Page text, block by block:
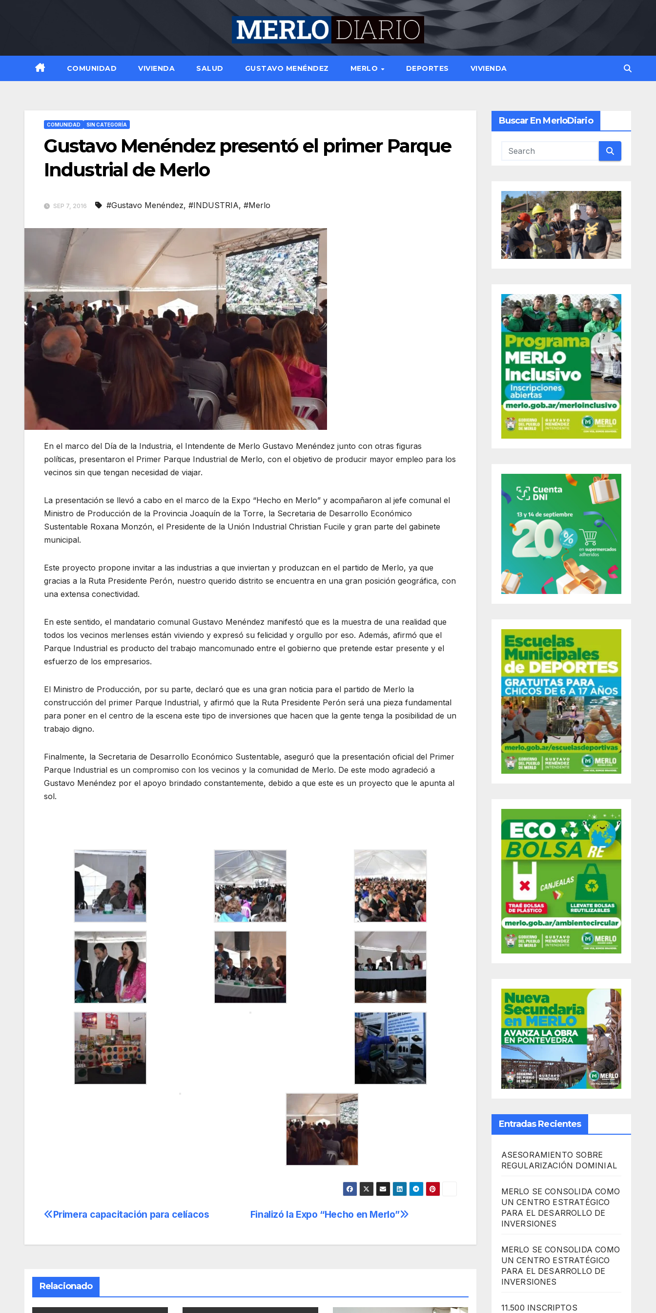
COMUNIDAD VIVIENDA SALUD GUSTAVO MENÉNDEZ MERLO DEPORTES VIVIENDA
COMUNIDAD SIN CATEGORÍA
Gustavo Menéndez presentó el primer Parque
Industrial de Merlo
SEP 7, 2016 #Gustavo Menéndez, #INDUSTRIA, #Merlo
En el marco del Día de la Industria, el Intendente de Merlo Gustavo Menéndez junto con otras figuras
políticas, presentaron el Primer Parque Industrial de Merlo, con el objetivo de producir mayor empleo para los
vecinos sin que tengan necesidad de viajar.
La presentación se llevó a cabo en el marco de la Expo “Hecho en Merlo” y acompañaron al jefe comunal el
Ministro de Producción de la Provincia Joaquín de la Torre, la Secretaria de Desarrollo Económico
Sustentable Roxana Monzón, el Presidente de la Unión Industrial Christian Fucile y gran parte del gabinete
municipal.
Este proyecto propone invitar a las industrias a que inviertan y produzcan en el partido de Merlo, ya que
gracias a la Ruta Presidente Perón, nuestro querido distrito se encuentra en una gran posición geográfica, con
una extensa conectividad.
En este sentido, el mandatario comunal Gustavo Menéndez manifestó que es la muestra de una realidad que
todos los vecinos merlenses están viviendo y expresó su felicidad y orgullo por eso. Además, afirmó que el
Parque Industrial es producto del trabajo mancomunado entre el gobierno que pretende estar presente y el
esfuerzo de los empresarios.
El Ministro de Producción, por su parte, declaró que es una gran noticia para el partido de Merlo la
construcción del primer Parque Industrial, y afirmó que la Ruta Presidente Perón será una pieza fundamental
para poner en el centro de la escena este tipo de inversiones que hacen que la gente tenga la posibilidad de un
trabajo digno.
Finalmente, la Secretaria de Desarrollo Económico Sustentable, aseguró que la presentación oficial del Primer
Parque Industrial es un compromiso con los vecinos y la comunidad de Merlo. De este modo agradeció a
Gustavo Menéndez por el apoyo brindado constantemente, debido a que este es un proyecto que le apunta al
sol.
Navegación
Finalizó la Expo “Hecho en Merlo”
Primera capacitación para celíacos
Relacionado
Buscar En MerloDiario
Entradas Recientes
ASESORAMIENTO SOBRE
REGULARIZACIÓN DOMINIAL
MERLO SE CONSOLIDA COMO
UN CENTRO ESTRATÉGICO
PARA EL DESARROLLO DE
INVERSIONES
MERLO SE CONSOLIDA COMO
UN CENTRO ESTRATÉGICO
PARA EL DESARROLLO DE
INVERSIONES
11.500 INSCRIPTOS